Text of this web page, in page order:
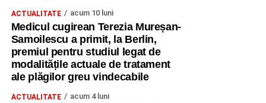
ACTUALITATE acum 10 luni
Medicul cugirean Terezia Mureșan-
Samoilescu a primit, la Berlin,
premiul pentru studiul legat de
modalitățile actuale de tratament
ale plăgilor greu vindecabile
ACTUALITATE acum 4 luni